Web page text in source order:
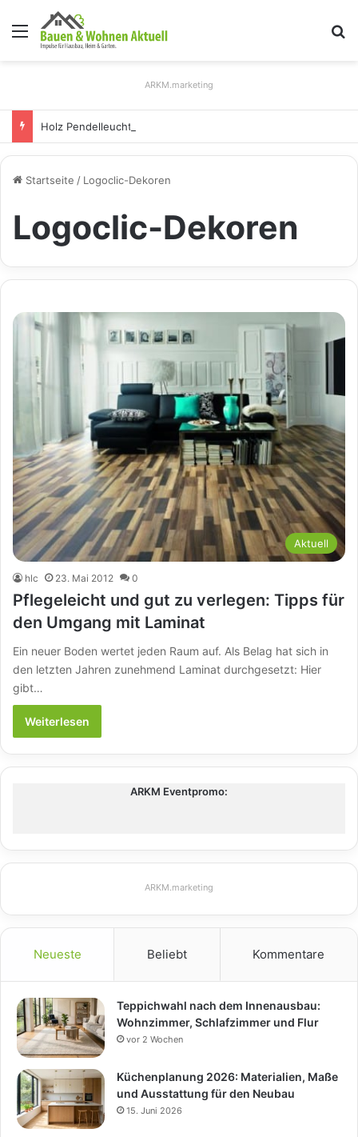
Menü
ARKM.marketing
Startseite / Logoclic-Dekoren
Logoclic-Dekoren
Aktuell
hlc 23. Mai 2012 0
Pflegeleicht und gut zu verlegen: Tipps für
den Umgang mit Laminat
Ein neuer Boden wertet jeden Raum auf. Als Belag hat sich in
den letzten Jahren zunehmend Laminat durchgesetzt: Hier
gibt…
Weiterlesen
ARKM Eventpromo:
ARKM.marketing
Neueste Beliebt Kommentare
Teppichwahl nach dem Innenausbau:
Wohnzimmer, Schlafzimmer und Flur
vor 2 Wochen
Küchenplanung 2026: Materialien, Maße
und Ausstattung für den Neubau
15. Juni 2026